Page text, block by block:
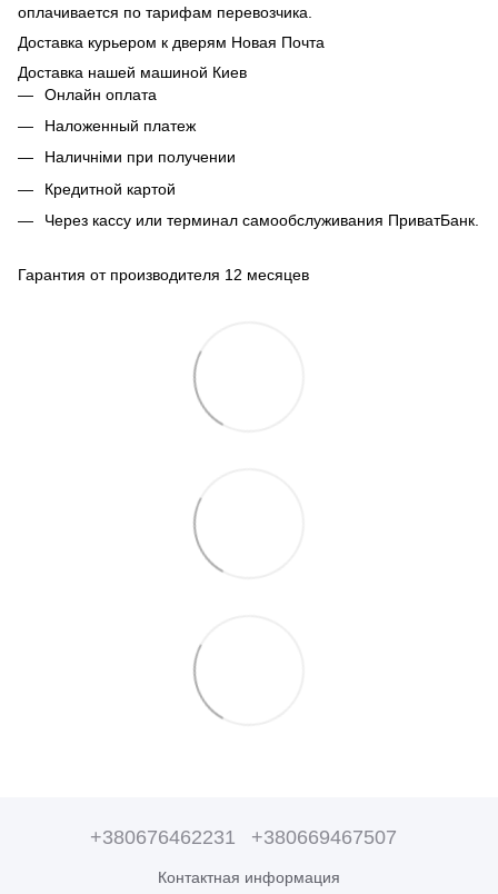
оплачивается по тарифам перевозчика.
Доставка курьером к дверям Новая Почта
Доставка нашей машиной Киев
Онлайн оплата
Наложенный платеж
Наличніми при получении
Кредитной картой
Через кассу или терминал самообслуживания ПриватБанк.
Гарантия от производителя 12 месяцев
+380676462231 +380669467507
Контактная информация